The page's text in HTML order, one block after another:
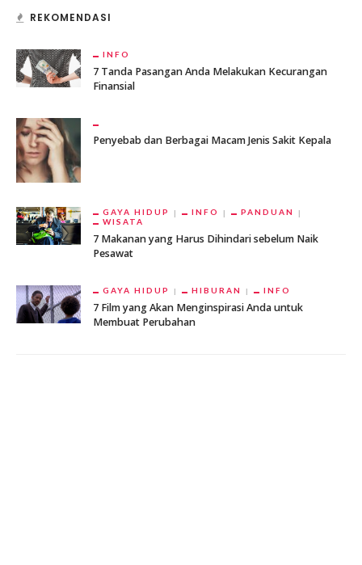
REKOMENDASI
INFO
7 Tanda Pasangan Anda Melakukan Kecurangan
Finansial
Penyebab dan Berbagai Macam Jenis Sakit Kepala
GAYA HIDUP INFO
PANDUAN
WISATA
7 Makanan yang Harus Dihindari sebelum Naik
Pesawat
GAYA HIDUP HIBURAN INFO
7 Film yang Akan Menginspirasi Anda untuk
Membuat Perubahan